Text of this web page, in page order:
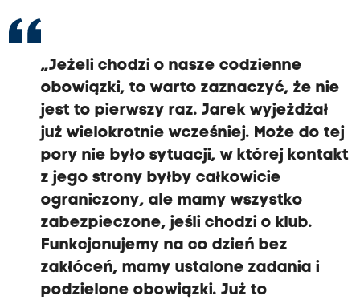
„Jeżeli chodzi o nasze codzienne
obowiązki, to warto zaznaczyć, że nie
jest to pierwszy raz. Jarek wyjeżdżał
już wielokrotnie wcześniej. Może do tej
pory nie było sytuacji, w której kontakt
z jego strony byłby całkowicie
ograniczony, ale mamy wszystko
zabezpieczone, jeśli chodzi o klub.
Funkcjonujemy na co dzień bez
zakłóceń, mamy ustalone zadania i
podzielone obowiązki. Już to